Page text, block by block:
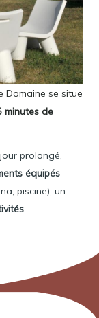
Domaine se situe
minutes de
prolongé,
équipés
piscine), un
.